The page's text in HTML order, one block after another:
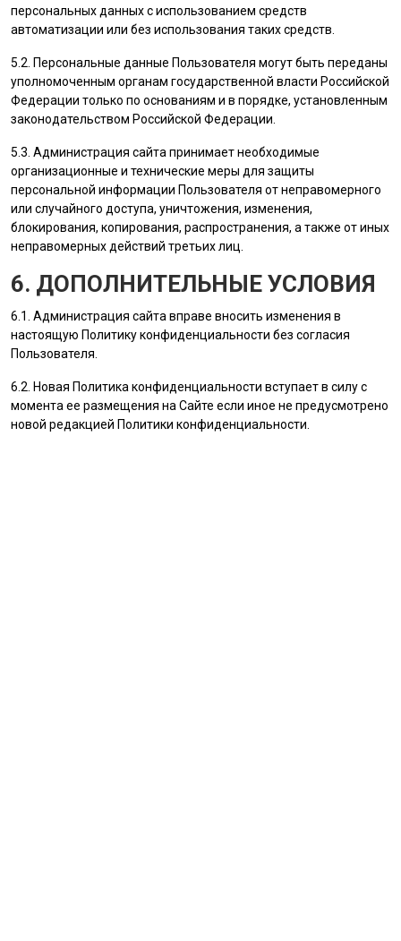
персональных данных с использованием средств
автоматизации или без использования таких средств.
5.2. Персональные данные Пользователя могут быть переданы
уполномоченным органам государственной власти Российской
Федерации только по основаниям и в порядке, установленным
законодательством Российской Федерации.
5.3. Администрация сайта принимает необходимые
организационные и технические меры для защиты
персональной информации Пользователя от неправомерного
или случайного доступа, уничтожения, изменения,
блокирования, копирования, распространения, а также от иных
неправомерных действий третьих лиц.
6. ДОПОЛНИТЕЛЬНЫЕ УСЛОВИЯ
6.1. Администрация сайта вправе вносить изменения в
настоящую Политику конфиденциальности без согласия
Пользователя
6.2. Новая Политика конфиденциальности вступает в силу с
момента ее размещения на Сайте если иное не предусмотрено
новой редакцией Политики конфиденциальности.